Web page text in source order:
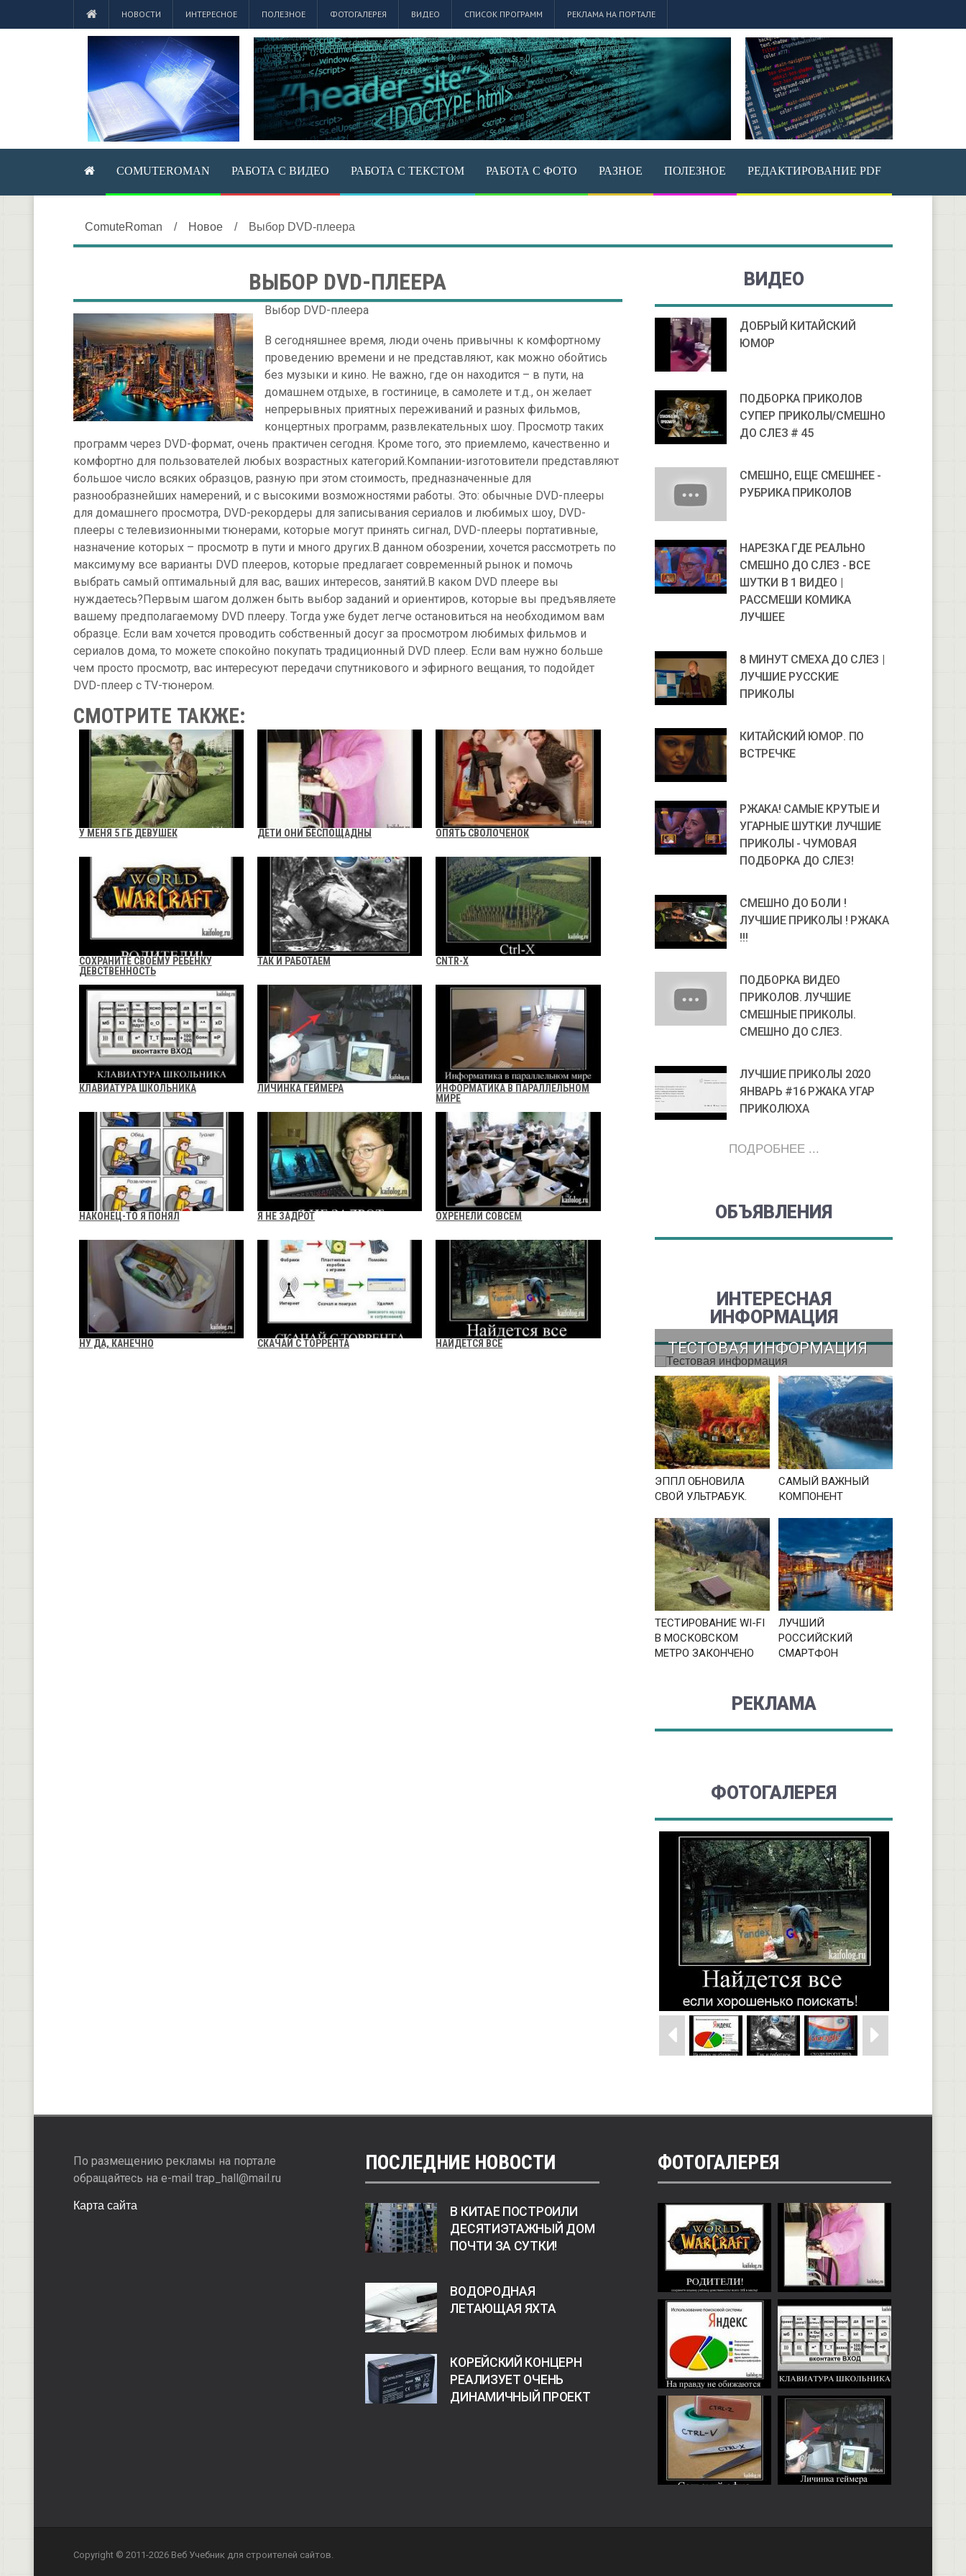
НОВОСТИ ИНТЕРЕСНОЕ ПОЛЕЗНОЕ ФОТОГАЛЕРЕЯ ВИДЕО СПИСОК ПРОГРАММ РЕКЛАМА НА ПОРТАЛЕ
COMUTEROMAN РАБОТА С ВИДЕО РАБОТА С ТЕКСТОМ РАБОТА С ФОТО РАЗНОЕ ПОЛЕЗНОЕ РЕДАКТИРОВАНИЕ PDF
ComuteRoman / Новое / Выбор DVD-плеера
ВЫБОР DVD-ПЛЕЕРА
Выбор DVD-плеера
В сегодняшнее время, люди очень привычны к комфортному
проведению времени и не представляют, как можно обойтись
без музыки и кино. Не важно, где он находится – в пути, на
домашнем отдыхе, в гостинице, в самолете и т.д., он желает
непрерывных приятных переживаний и разных фильмов,
концертных программ, развлекательных шоу. Просмотр таких
программ через DVD-формат, очень практичен сегодня. Кроме того, это приемлемо, качественно и
комфортно для пользователей любых возрастных категорий.Компании-изготовители представляют
большое число всяких образцов, разную при этом стоимость, предназначенные для
разнообразнейших намерений, и с высокими возможностями работы. Это: обычные DVD-плееры
для домашнего просмотра, DVD-рекордеры для записывания сериалов и любимых шоу, DVD-
плееры с телевизионными тюнерами, которые могут принять сигнал, DVD-плееры портативные,
назначение которых – просмотр в пути и много других.В данном обозрении, хочется рассмотреть по
максимуму все варианты DVD плееров, которые предлагает современный рынок и помочь
выбрать самый оптимальный для вас, ваших интересов, занятий.В каком DVD плеере вы
нуждаетесь?Первым шагом должен быть выбор заданий и ориентиров, которые вы предъявляете
вашему предполагаемому DVD плееру. Тогда уже будет легче остановиться на необходимом вам
образце. Если вам хочется проводить собственный досуг за просмотром любимых фильмов и
сериалов дома, то можете спокойно покупать традиционный DVD плеер. Если вам нужно больше
чем просто просмотр, вас интересуют передачи спутникового и эфирного вещания, то подойдет
DVD-плеер с TV-тюнером.
СМОТРИТЕ ТАКЖЕ:
У МЕНЯ 5 ГБ ДЕВУШЕК ДЕТИ ОНИ БЕСПОЩАДНЫ ОПЯТЬ СВОЛОЧЕНОК
СОХРАНИТЕ СВОЕМУ РЕБЕНКУ
ДЕВСТВЕННОСТЬ
ТАК И РАБОТАЕМ CNTR-X
КЛАВИАТУРА ШКОЛЬНИКА ЛИЧИНКА ГЕЙМЕРА
ИНФОРМАТИКА В ПАРАЛЛЕЛЬНОМ
МИРЕ
НАКОНЕЦ-ТО Я ПОНЯЛ Я НЕ ЗАДРОТ ОХРЕНЕЛИ СОВСЕМ
НУ ДА, КАНЕЧНО СКАЧАЙ С ТОРРЕНТА НАЙДЕТСЯ ВСЁ
ВИДЕО
ДОБРЫЙ КИТАЙСКИЙ
ЮМОР
ПОДБОРКА ПРИКОЛОВ
СУПЕР ПРИКОЛЫ/СМЕШНО
ДО СЛЕЗ # 45
СМЕШНО, ЕЩЕ СМЕШНЕЕ -
РУБРИКА ПРИКОЛОВ
НАРЕЗКА ГДЕ РЕАЛЬНО
СМЕШНО ДО СЛЕЗ - ВСЕ
ШУТКИ В 1 ВИДЕО |
РАССМЕШИ КОМИКА
ЛУЧШЕЕ
8 МИНУТ СМЕХА ДО СЛЕЗ |
ЛУЧШИЕ РУССКИЕ
ПРИКОЛЫ
КИТАЙСКИЙ ЮМОР. ПО
ВСТРЕЧКЕ
РЖАКА! САМЫЕ КРУТЫЕ И
УГАРНЫЕ ШУТКИ! ЛУЧШИЕ
ПРИКОЛЫ - ЧУМОВАЯ
ПОДБОРКА ДО СЛЕЗ!
СМЕШНО ДО БОЛИ !
ЛУЧШИЕ ПРИКОЛЫ ! РЖАКА
!!!
ПОДБОРКА ВИДЕО
ПРИКОЛОВ. ЛУЧШИЕ
СМЕШНЫЕ ПРИКОЛЫ.
СМЕШНО ДО СЛЕЗ.
ЛУЧШИЕ ПРИКОЛЫ 2020
ЯНВАРЬ #16 РЖАКА УГАР
ПРИКОЛЮХА
ПОДРОБНЕЕ ...
ОБЪЯВЛЕНИЯ
ИНТЕРЕСНАЯ
ИНФОРМАЦИЯ
ТЕСТОВАЯ ИНФОРМАЦИЯ
ЭППЛ ОБНОВИЛА
СВОЙ УЛЬТРАБУК.
САМЫЙ ВАЖНЫЙ
КОМПОНЕНТ
ТЕСТИРОВАНИЕ WI-FI
В МОСКОВСКОМ
МЕТРО ЗАКОНЧЕНО
ЛУЧШИЙ
РОССИЙСКИЙ
СМАРТФОН
РЕКЛАМА
ФОТОГАЛЕРЕЯ
По размещению рекламы на портале
обращайтесь на e-mail trap_hall@mail.ru
Карта сайта
ПОСЛЕДНИЕ НОВОСТИ
В КИТАЕ ПОСТРОИЛИ
ДЕСЯТИЭТАЖНЫЙ ДОМ
ПОЧТИ ЗА СУТКИ!
ВОДОРОДНАЯ
ЛЕТАЮЩАЯ ЯХТА
КОРЕЙСКИЙ КОНЦЕРН
РЕАЛИЗУЕТ ОЧЕНЬ
ДИНАМИЧНЫЙ ПРОЕКТ
ФОТОГАЛЕРЕЯ
Copyright © 2011-2026 Веб Учебник для строителей сайтов.